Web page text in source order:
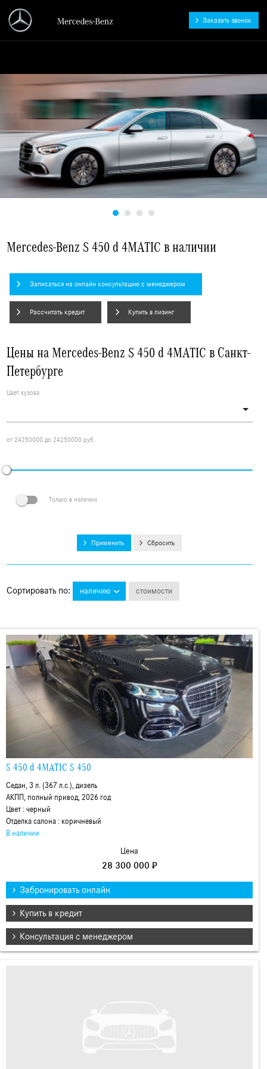
АВАНГАРД - официальный
Заказать звонок
Mercedes-Benz S 450 d 4MATIC в наличии
Записаться на онлайн консультацию с менеджером
Рассчитать кредит Купить в лизинг
Цены на Mercedes-Benz S 450 d 4MATIC в Санкт-
Петербурге
Цвет кузова
от 24250000 до 24250000 руб.
Только в наличии
Применить Сбросить
Сортировать по: наличию стоимости
S 450 d 4MATIC S 450
Седан, 3 л. (367 л.с.), дизель
АКПП, полный привод, 2026 год
Цвет : черный
Отделка салона : коричневый
В наличии
Цена
28 300 000 ₽
Забронировать онлайн
Купить в кредит
Консультация с менеджером